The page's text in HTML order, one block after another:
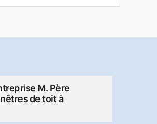
M. Père
de toit à